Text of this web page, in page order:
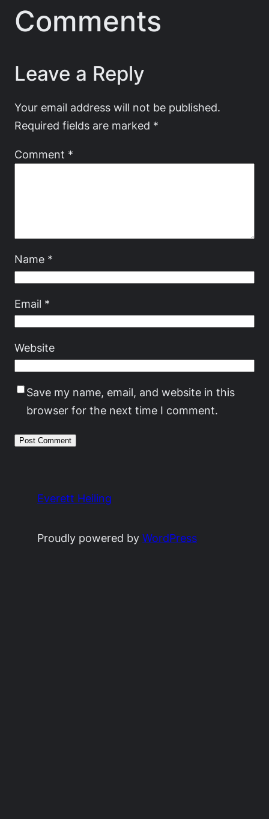
Comments
Leave a Reply
Your email address will not be published.
Required fields are marked *
Comment *
Name *
Email *
Website
Save my name, email, and website in this
browser for the next time I comment.
Everett Heiling
Proudly powered byWordPress